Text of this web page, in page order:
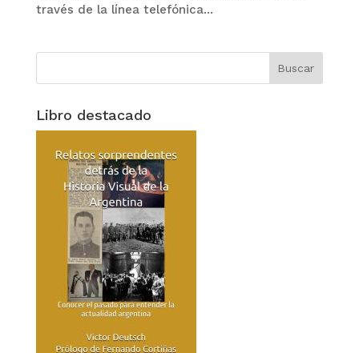
través de la línea telefónica...
Libro destacado